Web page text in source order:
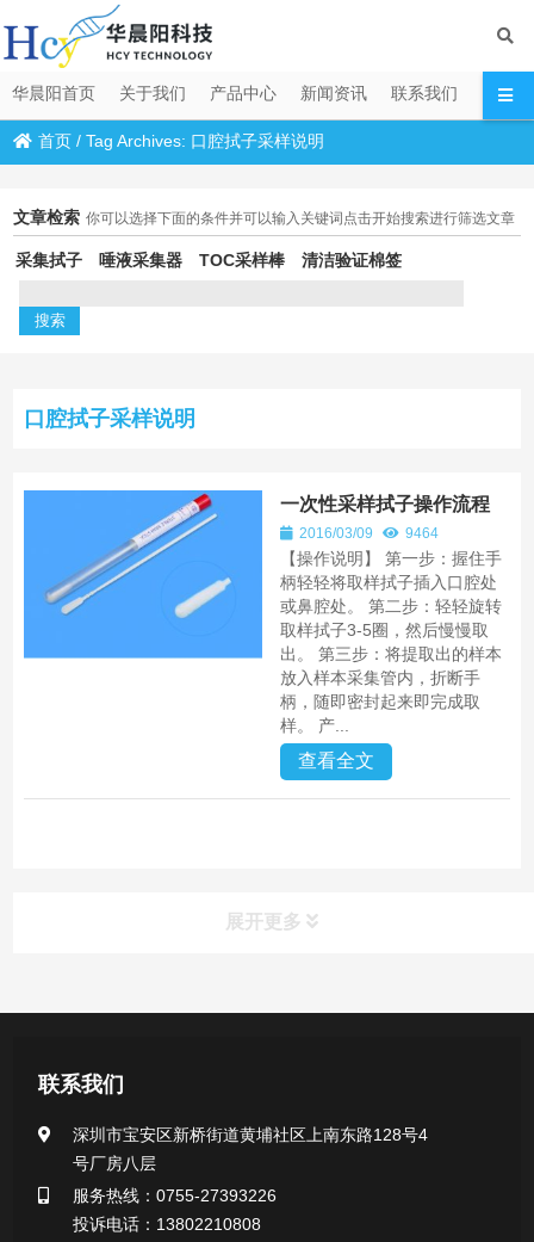
华晨阳首页 关于我们 产品中心 新闻资讯 联系我们
首页 /Tag Archives: 口腔拭子采样说明
文章检索 你可以选择下面的条件并可以输入关键词点击开始搜索进行筛选文章
采集拭子 唾液采集器 TOC采样棒 清洁验证棉签
口腔拭子采样说明
一次性采样拭子操作流程
2016/03/09 9464
【操作说明】 第一步：握住手
柄轻轻将取样拭子插入口腔处
或鼻腔处。 第二步：轻轻旋转
取样拭子3-5圈，然后慢慢取
出。 第三步：将提取出的样本
放入样本采集管内，折断手
柄，随即密封起来即完成取
样。 产...
查看全文
展开更多
产品中心
医用无菌采样拭子系列
一次性使用采样器系列
微生物样本保存液（通用运输传媒介质）系列
联系我们
深圳市宝安区新桥街道黄埔社区上南东路128号4
号厂房八层
服务热线：0755-27393226
投诉电话：13802210808